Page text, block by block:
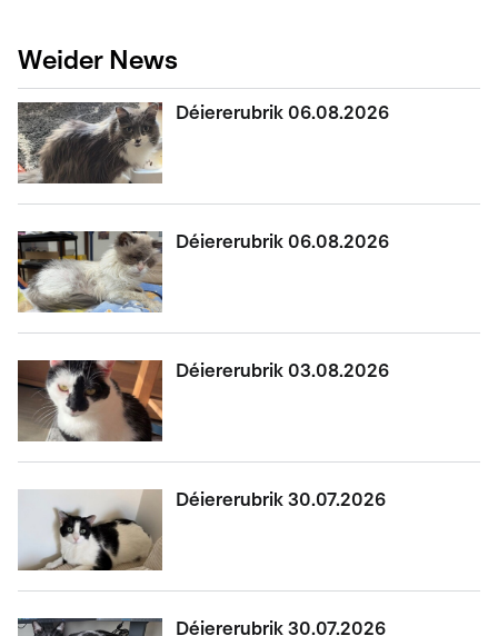
Weider News
Déiererubrik 06.08.2026
Déiererubrik 06.08.2026
Déiererubrik 03.08.2026
Déiererubrik 30.07.2026
Déiererubrik 30.07.2026